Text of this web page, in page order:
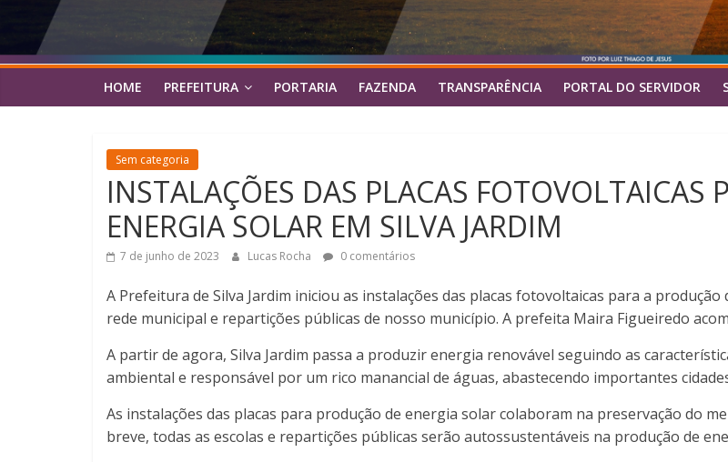
HOME PREFEITURA PORTARIA FAZENDA TRANSPARÊNCIA PORTAL DO SERVIDOR
Sem categoria
INSTALAÇÕES DAS PLACAS FOTOVOLTAICAS
ENERGIA SOLAR EM SILVA JARDIM
7 de junho de 2023 Lucas Rocha 0 comentários
A Prefeitura de Silva Jardim iniciou as instalações das placas fotovoltaicas para a
rede municipal e repartições públicas de nosso município. A prefeita Maira Figueiredo
A partir de agora, Silva Jardim passa a produzir energia renovável seguindo as
ambiental e responsável por um rico manancial de águas, abastecendo importantes
As instalações das placas para produção de energia solar colaboram na preservação do
breve, todas as escolas e repartições públicas serão autossustentáveis na produção de